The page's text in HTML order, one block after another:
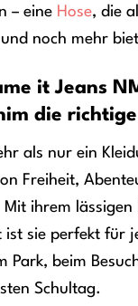
– eine Hose, die
noch mehr
it Jeans
die
als nur ein
Freiheit,
Mit ihrem lässigen
ist sie perfekt für
Park, beim
Schultag.